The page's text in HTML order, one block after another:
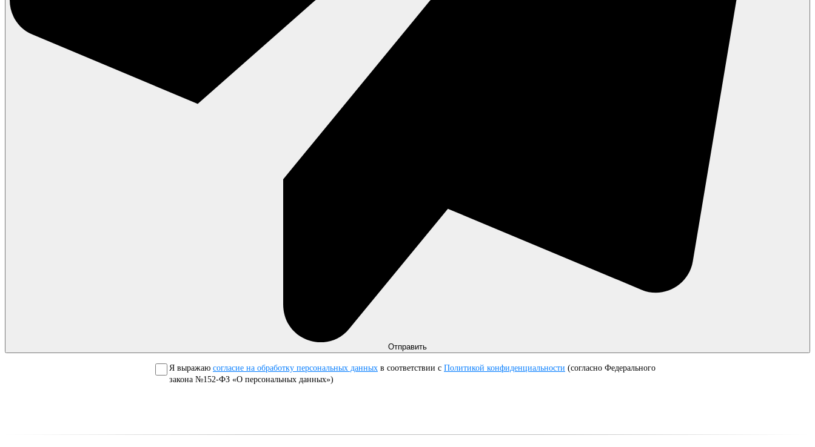
Отправить
Я выражаю согласие на обработку персональных данных в соответствии с Политикой конфиденциальности (согласно Федерального
закона №152-ФЗ «О персональных данных»)